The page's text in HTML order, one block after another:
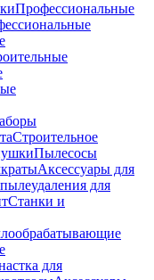
Профессиональные
Строительное
Пылесосы
Аксессуары для
для
Станки и
для